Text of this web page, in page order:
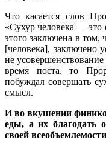
Что касается слов
«Сухур человека —
этого заключена в том,
[человека], заключено
не усовершенствование
время поста, то
побуждал совершать
смысл.
И во вкушении
еды, а их благодать
своей